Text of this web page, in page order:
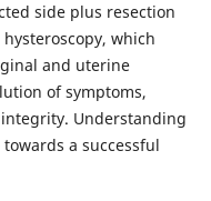
side plus resection
which
and uterine
of symptoms,
Understanding
a successful